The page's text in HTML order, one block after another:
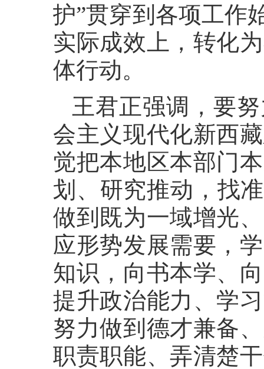
护”贯穿到各项工作
实际成效上，转化
体行动。
王君正强调，要
会主义现代化新西
觉把本地区本部门
划、研究推动，找
做到既为一域增光
应形势发展需要，
知识，向书本学、
提升政治能力、学
努力做到德才兼备
职责职能、弄清楚